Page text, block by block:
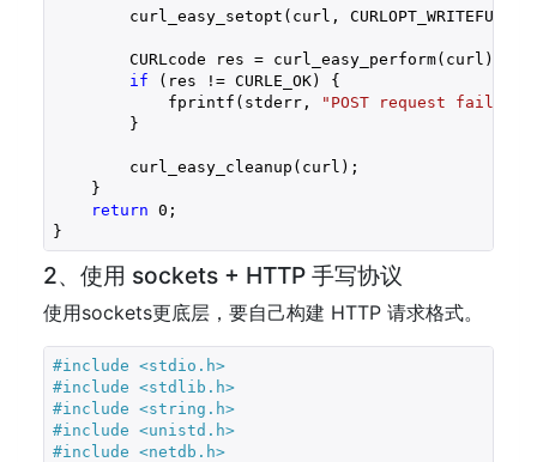
curl_easy_setopt(curl,
        CURLcode res = curl_easy_perform(curl);
if (res != CURLE_OK) {
            fprintf(stderr,
"POST request failed:
        }
        curl_easy_cleanup(curl);
    }
return 0 ;
}
2、使用 sockets + HTTP 手写协议
使用sockets更底层，要自己构建 HTTP 请求格式。
#include <stdio.h>
#include <stdlib.h>
#include <string.h>
#include <unistd.h>
#include <netdb.h>